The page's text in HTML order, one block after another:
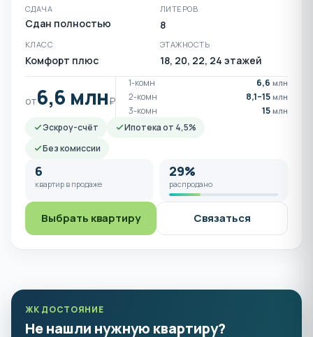
СДАЧА
Сдан полностью
ЛИТЕРОВ
8
КЛАСС
Комфорт плюс
ЭТАЖНОСТЬ
18, 20, 22, 24 этажей
от6,6 млн₽
1-комн 6,6 млн
2-комн 8,1–15 млн
3-комн 15 млн
Эскроу-счёт
Ипотека от 4,5%
Без комиссии
6
квартир в продаже
29%
распродано
Выбрать квартиру Связаться
ЖК ДОСТОЯНИЕ
Не нашли нужную квартиру?